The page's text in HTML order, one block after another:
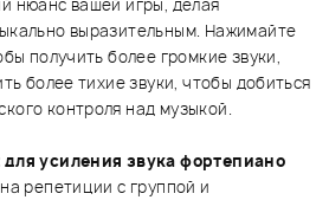
нюанс вашей игры, делая
выразительным. Нажимайте
получить более громкие звуки,
более тихие звуки, чтобы добиться
контроля над музыкой.
усиления звука фортепиано
репетиции с группой и